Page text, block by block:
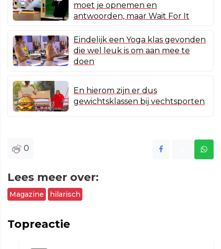
moet je opnemen en
antwoorden, maar Wait For It
Eindelijk een Yoga klas gevonden
die wel leuk is om aan mee te
doen
En hierom zijn er dus
gewichtsklassen bij vechtsporten
0
Lees meer over:
Magazine hilarisch
Topreactie